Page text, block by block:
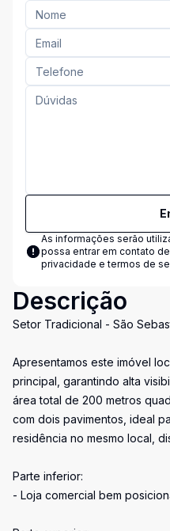
As informações serão
possa entrar em contato
privacidade e termos de
Descrição
Setor Tradicional - São
Apresentamos este imóvel
principal, garantindo alta
área total de 200 metros
com dois pavimentos, ideal
residência no mesmo local,
Parte inferior:
- Loja comercial bem